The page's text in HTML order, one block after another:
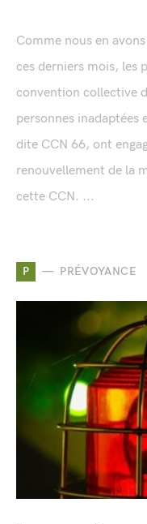
Comme nous en
ces derniers mois, les
convention collective
personnes inadaptées
dite CCN 66, ont
renouvellement de la
cette CCN. ...
P PRÉVOYANCE